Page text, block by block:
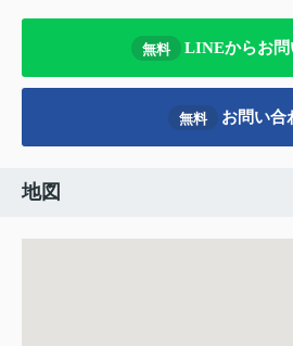
無料 LINEからお問
無料 お問い合
地図